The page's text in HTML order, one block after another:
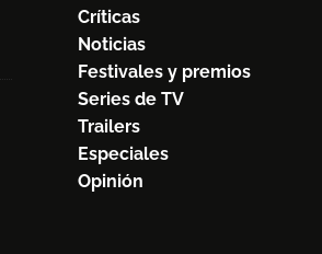
Críticas
Noticias
Festivales y premios
Series de TV
Trailers
Especiales
Opinión